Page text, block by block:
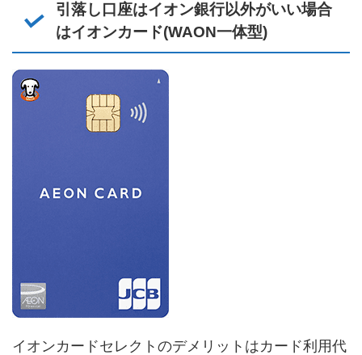
引落し口座はイオン銀行以外がいい場合
はイオンカード(WAON一体型)
イオンカードセレクトのデメリットはカード利用代